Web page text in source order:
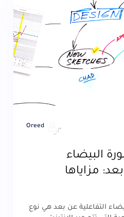
Oreed
البيضاء
مزاياها
التفاعلية عن بعد هي نوع